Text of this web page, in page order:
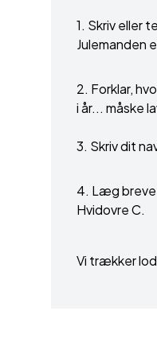
1. Skriv eller
Julemanden
2. Forklar,
i år... måske
3. Skriv dit
4. Læg
Hvidovre C.
Vi trækker